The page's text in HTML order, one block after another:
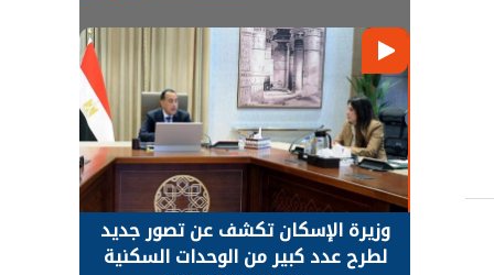
وزيرة الإسكان تكشف عن تصور جديد
لطرح عدد كبير من الوحدات السكنية